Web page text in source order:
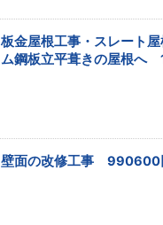
板金屋根工事・スレート
ム鋼板立平葺きの屋根へ
壁面の改修工事 990600